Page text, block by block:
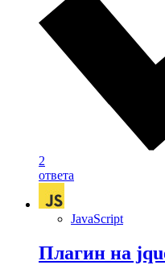
2
ответа
JavaScript
Плагин на